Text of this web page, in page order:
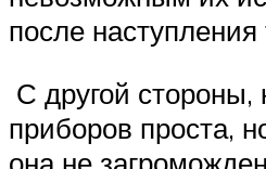
после
С другой стороны,
приборов проста,
она не